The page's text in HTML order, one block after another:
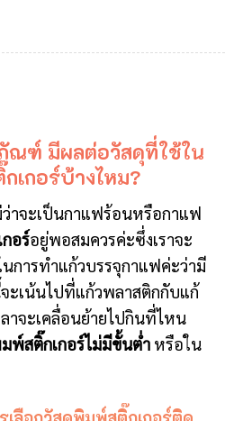
ณฑ์ มีผลต่อวัสดุที่ใช้ใน
เกอร์บ้างไหม?
าจะเป็นกาแฟร้อนหรือกาแฟ
อร์อยู่พอสมควรค่ะซึ่งเราจะ
การทำแก้วบรรจุกาแฟค่ะว่ามี
ะเน้นไปที่แก้วพลาสติกกับแก้
าจะเคลื่อนย้ายไปกินที่ไหน
พ์สติ๊กเกอร์ไม่มีขั้นต่ำ หรือใน